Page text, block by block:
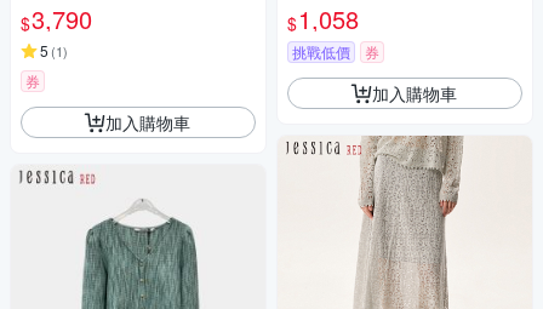
$3,790
5 (1)
券
加入購物車
$1,058
挑戰低價 券
加入購物車